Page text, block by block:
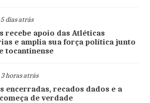
dias atrás
recebe apoio das Atléticas
e amplia sua força política junto
tocantinense
horas atrás
encerradas, recados dados e a
de verdade